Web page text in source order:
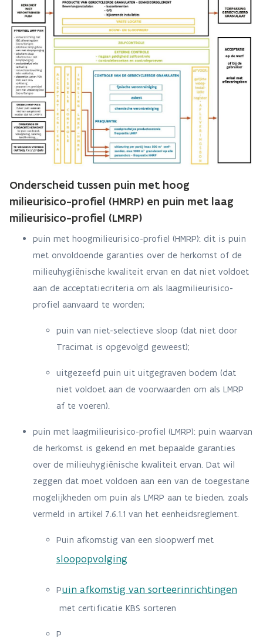
Onderscheid tussen puin met hoog
milieurisico-profiel (HMRP) en puin met laag
milieurisico-profiel (LMRP)
puin met hoogmilieurisico-profiel (HMRP): dit is puin
met onvoldoende garanties over de herkomst of de
milieuhygiënische kwaliteit ervan en dat niet voldoet
aan de acceptatiecriteria om als laagmilieurisico-
profiel aanvaard te worden;
puin van niet-selectieve sloop (dat niet door
Tracimat is opgevolgd geweest);
uitgezeefd puin uit uitgegraven bodem (dat
niet voldoet aan de voorwaarden om als LMRP
af te voeren).
puin met laagmilieurisico-profiel (LMRP): puin waarvan
de herkomst is gekend en met bepaalde garanties
over de milieuhygiënische kwaliteit ervan. Dat wil
zeggen dat moet voldoen aan een van de toegestane
mogelijkheden om puin als LMRP aan te bieden, zoals
vermeld in artikel 7.6.1.1 van het eenheidsreglement.
Puin afkomstig van een sloopwerf met
sloopopvolging
Puin afkomstig van sorteerinrichtingen
met certificatie KBS sorteren
P